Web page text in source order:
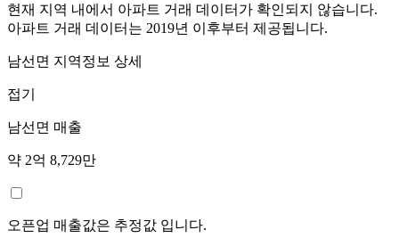
현재 지역 내에서 아파트 거래 데이터가 확인되지 않습니다.
아파트 거래 데이터는 2019년 이후부터 제공됩니다.
남선면 지역정보 상세
접기
남선면 매출
약 2억 8,729만
오픈업 매출값은 추정값 입니다.